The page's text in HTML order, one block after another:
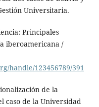
Universitaria.
Principales
iberoamericana /
handle/123456789/391
de la
caso de la Universidad